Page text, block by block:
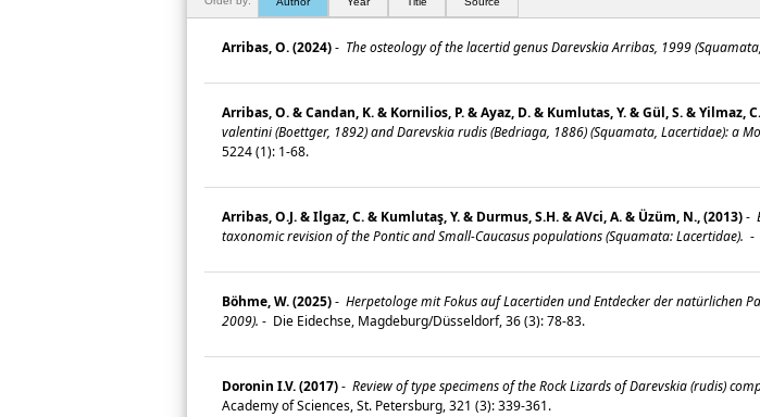
Arribas, O. (2024)- The osteology of the lacertid genus Darevskia Arribas, 1999
Arribas, O. & Candan, K. & Kornilios, P. & Ayaz, D. & Kumlutas, Y. & Gül, S. & Yilmaz,
valentini (Boettger, 1892) and Darevskia rudis (Bedriaga, 1886) (Squamata, Lacertidae): a
5224 (1): 1-68.
Arribas, O.J. & Ilgaz, C. & Kumlutaş, Y. & Durmus, S.H. & AVci, A. & Üzüm, N., (2013)-
taxonomic revision of the Pontic and Small-Caucasus populations (Squamata: Lacertidae). -
Böhme, W. (2025)- Herpetologe mit Fokus auf Lacertiden und Entdecker der natürlichen
2009). - Die Eidechse, Magdeburg/Düsseldorf, 36 (3): 78-83.
Doronin I.V. (2017)- Review of type specimens of the Rock Lizards of Darevskia (rudis)
Academy of Sciences, St. Petersburg, 321 (3): 339-361.